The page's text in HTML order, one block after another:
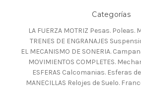
Categorías
LA FUERZA MOTRIZ Pesas. Poleas.
TRENES DE ENGRANAJES
EL MECANISMO DE SONERIA.
MOVIMIENTOS COMPLETES.
ESFERAS Calcomanias. Esferas
MANECILLAS Relojes de Suelo.